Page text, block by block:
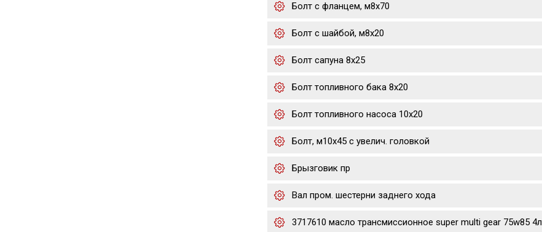
Болт с фланцем, м8х70
Болт с шайбой, м8х20
Болт сапуна 8х25
Болт топливного бака 8х20
Болт топливного насоса 10х20
Болт, м10x45 с увелич. головкой
Брызговик пр
Вал пром. шестерни заднего хода
3717610 масло трансмиссионное super multi gear 75w85 4л